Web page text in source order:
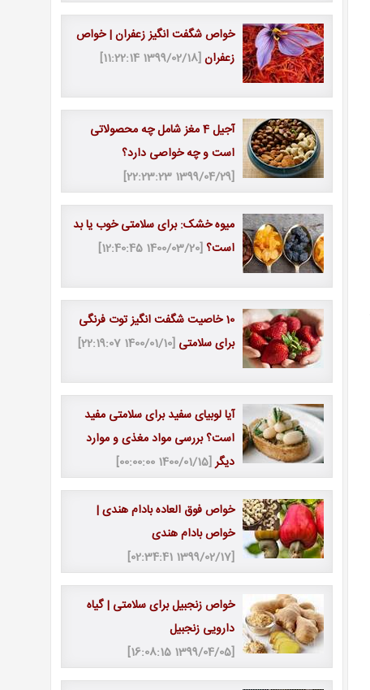
خواص شگفت انگیز زعفران | خواص
زعفران[1399/02/18 11:22:14]
آجیل 4 مغز شامل چه محصولاتی
است و چه خواصی دارد؟
[1399/04/29 22:23:23]
میوه خشک: برای سلامتی خوب یا بد
است؟[1400/03/20 12:40:45]
10 خاصیت شگفت انگیز توت فرنگی
برای سلامتی [1400/01/10 22:19:07]
آیا لوبیای سفید برای سلامتی مفید
است؟ بررسی مواد مغذی و موارد
دیگر[1400/01/15 00:00:00]
خواص فوق العاده بادام هندی |
خواص بادام هندی
[1399/02/17 02:34:41]
خواص زنجبیل برای سلامتی | گیاه
دارویی زنجبیل
[1399/04/05 16:08:15]